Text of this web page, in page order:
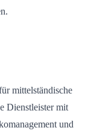
mittelständische
Dienstleister mit
und